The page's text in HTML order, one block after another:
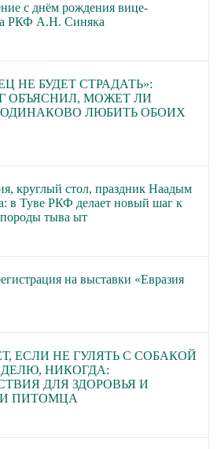
с днём рождения вице-
РКФ А.Н. Синяка
НЕ БУДЕТ СТРАДАТЬ»:
ОБЪЯСНИЛ, МОЖЕТ ЛИ
ЛЮБИТЬ ОБОИХ
круглый стол, праздник Наадым
в Туве РКФ делает новый шаг к
тыва ыт
на выставки «Евразия
ЕСЛИ НЕ ГУЛЯТЬ С СОБАКОЙ
НИКОГДА:
ДЛЯ ЗДОРОВЬЯ И
ПИТОМЦА